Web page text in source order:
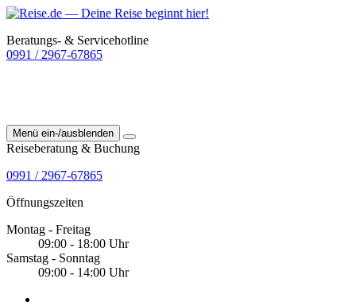
Beratungs- & Servicehotline
0991 / 2967-67865
Menü ein-/ausblenden
Reiseberatung & Buchung
0991 / 2967-67865
Öffnungszeiten
Montag - Freitag
09:00 - 18:00 Uhr
Samstag - Sonntag
09:00 - 14:00 Uhr